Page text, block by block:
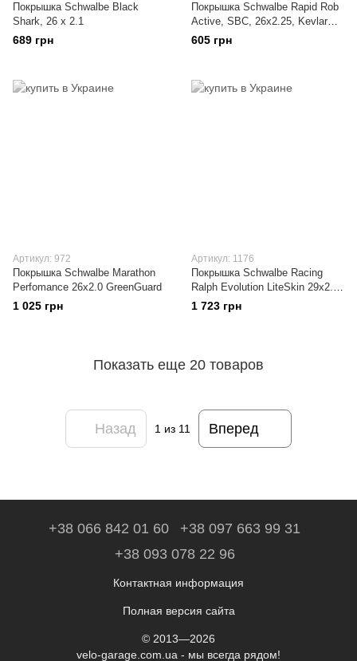
Покрышка Schwalbe Black
Shark, 26 x 2.1
689 грн
Покрышка Schwalbe Rapid Rob
Active, SBC, 26x2.25, Kevlar
Guard
605 грн
Артикул: 972
Покрышка Schwalbe Marathon
Perfomance 26x2.0 GreenGuard
1 025 грн
Артикул: 1176
Покрышка Schwalbe Racing
Ralph Evolution LiteSkin 29x2.1,
PaceStar
1 723 грн
Показать еще 20 товаров
Назад 1 из 11 Вперед
+38 066 842 01 60
+38 097 663 99 31
+38 093 078 22 96
Контактная информация
Полная версия сайта
© 2013—2026
velo-garage.com.ua - мы всегда рядом!